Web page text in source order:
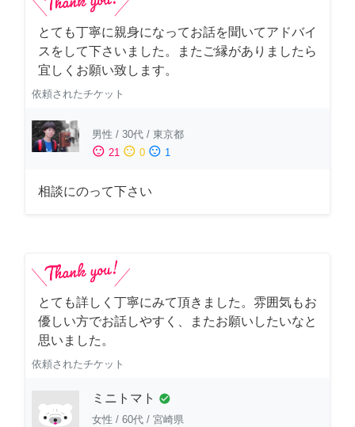
とても丁寧に親身になってお話を聞いてアドバイ
スをして下さいました。またご縁がありましたら
宜しくお願い致します。
依頼されたチケット
男性 / 30代 / 東京都
sentiment_satisfied 21 sentiment_neutral 0 sentiment_dissatisfied 1
相談にのって下さい
とても詳しく丁寧にみて頂きました。雰囲気もお
優しい方でお話しやすく、またお願いしたいなと
思いました。
依頼されたチケット
ミニトマト check_circle
女性 / 60代 / 宮崎県